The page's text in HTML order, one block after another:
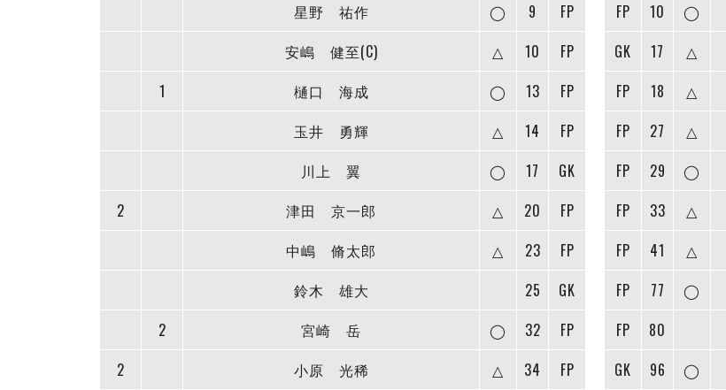
星野 祐作
◯ 9
FP
安嶋 健至(C)
△ 10
FP
1
樋口 海成 ◯ 13
FP
玉井 勇輝
△ 14
FP
川上 翼
◯ 17
GK
2
津田 京一郎 △ 20
FP
中嶋 脩太郎
△ 23
FP
鈴木 雄大
25
GK
2
宮崎 岳 ◯ 32
FP
2
小原 光稀 △ 34
FP
FP
10 ◯
GK
17 △
FP
18 △
FP
27 △
FP
29 ◯
FP
33 △
FP
41 △
FP
77 ◯
FP
80
GK
96 ◯